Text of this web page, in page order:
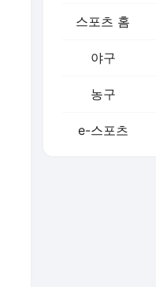
스포츠 홈
야구
농구
e-스포츠